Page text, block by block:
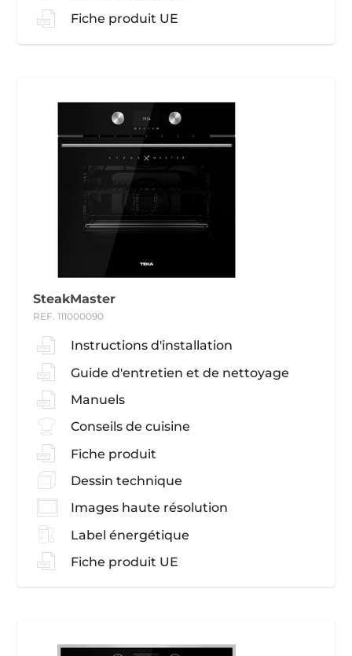
Fiche produit UE
SteakMaster
REF. 111000090
Instructions d'installation
Guide d'entretien et de nettoyage
Manuels
Conseils de cuisine
Fiche produit
Dessin technique
Images haute résolution
Label énergétique
Fiche produit UE